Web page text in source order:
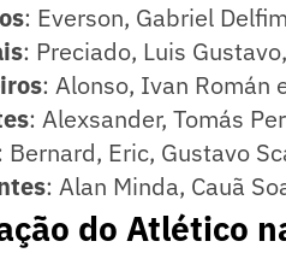
: Everson, Gabriel
: Preciado, Luis
: Alonso, Ivan Román
: Alexsander, Tomás
Bernard, Eric, Gustavo
: Alan Minda, Cauã
do Atlético